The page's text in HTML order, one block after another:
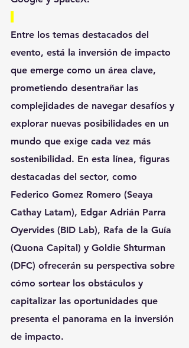
Entre los temas destacados del
evento, está la inversión de impacto
que emerge como un área clave,
prometiendo desentrañar las
complejidades de navegar desafíos y
explorar nuevas posibilidades en un
mundo que exige cada vez más
sostenibilidad. En esta línea, figuras
destacadas del sector, como
Federico Gomez Romero (Seaya
Cathay Latam), Edgar Adrián Parra
Oyervides (BID Lab), Rafa de la Guía
(Quona Capital) y Goldie Shturman
(DFC) ofrecerán su perspectiva sobre
cómo sortear los obstáculos y
capitalizar las oportunidades que
presenta el panorama en la inversión
de impacto.